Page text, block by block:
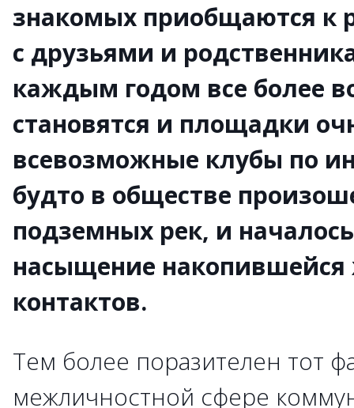
знакомых приобщаются к
с друзьями и
каждым годом все более
становятся и площадки
всевозможные клубы по
будто в обществе
подземных рек, и
насыщение
контактов.
Тем более поразителен тот
межличностной сфере